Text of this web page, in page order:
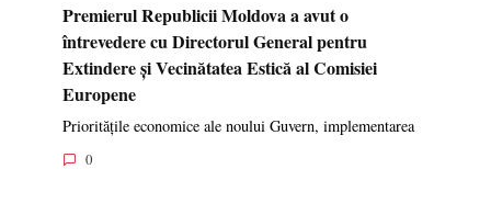
Premierul Republicii Moldova a avut o
întrevedere cu Directorul General pentru
Extindere și Vecinătatea Estică al Comisiei
Europene
Prioritățile economice ale noului Guvern, implementarea
0